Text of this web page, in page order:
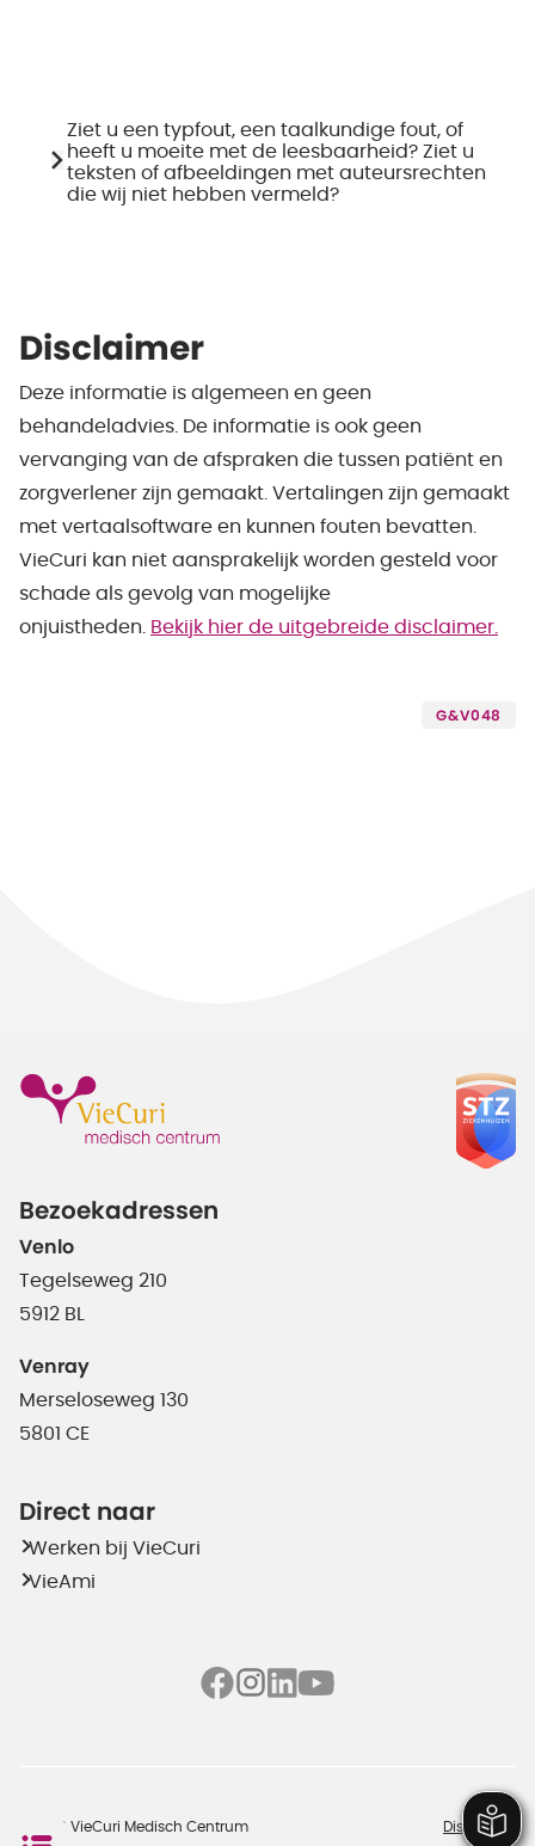
Ziet u een typfout, een taalkundige fout, of
heeft u moeite met de leesbaarheid? Ziet u
teksten of afbeeldingen met auteursrechten
die wij niet hebben vermeld?
Disclaimer
Deze informatie is algemeen en geen
behandeladvies. De informatie is ook geen
vervanging van de afspraken die tussen patiënt en
zorgverlener zijn gemaakt. Vertalingen zijn gemaakt
met vertaalsoftware en kunnen fouten bevatten.
VieCuri kan niet aansprakelijk worden gesteld voor
schade als gevolg van mogelijke
onjuistheden.
Bekijk hier de uitgebreide disclaimer.
G&V048
Bezoekadressen
Venlo
Tegelseweg 210
5912 BL
Venray
Merseloseweg 130
5801 CE
Direct naar
Werken bij VieCuri
VieAmi
©2026 VieCuri Medisch Centrum
Disclaimer